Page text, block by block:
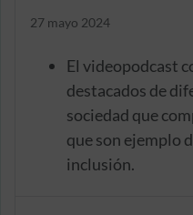
27 mayo 2024
El videopodcast
destacados de
sociedad que
que son ejemplo
inclusión.